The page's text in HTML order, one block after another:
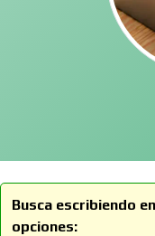
Busca escribiendo
opciones: